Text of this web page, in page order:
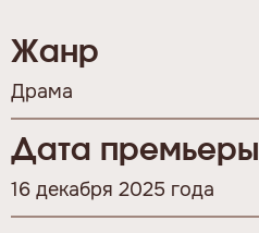
Жанр
Драма
Дата премьеры
16 декабря 2025 года